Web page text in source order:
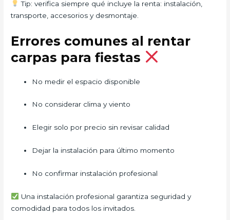
Tip: verifica siempre qué incluye la renta: instalación,
transporte, accesorios y desmontaje.
Errores comunes al rentar
carpas para fiestas
No medir el espacio disponible
No considerar clima y viento
Elegir solo por precio sin revisar calidad
Dejar la instalación para último momento
No confirmar instalación profesional
Una instalación profesional garantiza seguridad y
comodidad para todos los invitados.